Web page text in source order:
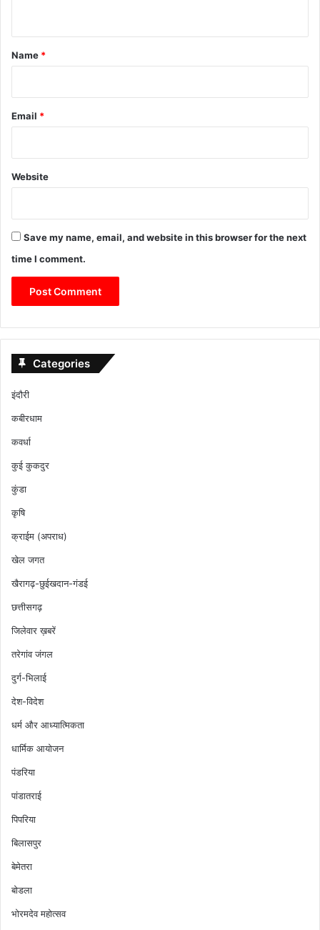
*
Name *
Email *
Website
Save my name, email, and website in this browser for the next
time I comment.
Categories
इंदौरी
कबीरधाम
कवर्धा
कुई कुकदुर
कुंडा
कृषि
क्राईम (अपराध)
खेल जगत
खैरागढ़-छुईखदान-गंडई
छत्तीसगढ़
जिलेवार ख़बरें
तरेगांव जंगल
दुर्ग-भिलाई
देश-विदेश
धर्म और आध्यात्मिकता
धार्मिक आयोजन
पंडरिया
पांडातराई
पिपरिया
बिलासपुर
बेमेतरा
बोडला
भोरमदेव महोत्सव